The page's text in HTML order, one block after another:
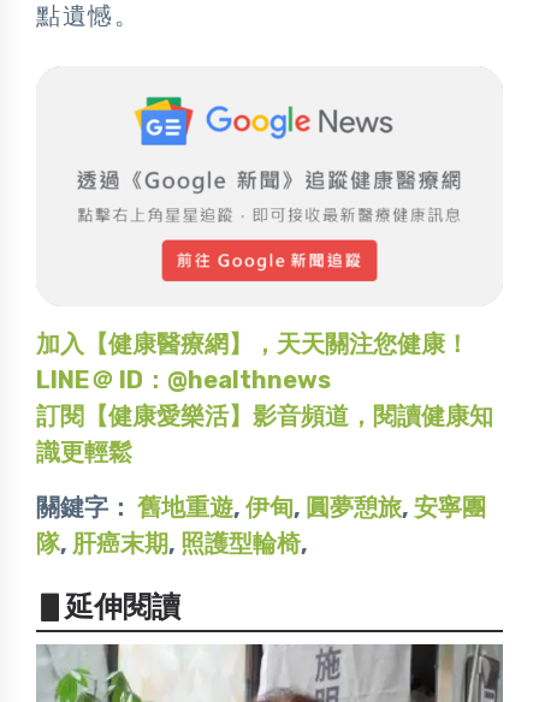
點遺憾。
加入【健康醫療網】，天天關注您健康！
LINE＠ ID：@healthnews
訂閱【健康愛樂活】影音頻道，閱讀健康知
識更輕鬆
關鍵字： 舊地重遊, 伊甸, 圓夢憩旅, 安寧團
隊, 肝癌末期, 照護型輪椅,
▋延伸閱讀